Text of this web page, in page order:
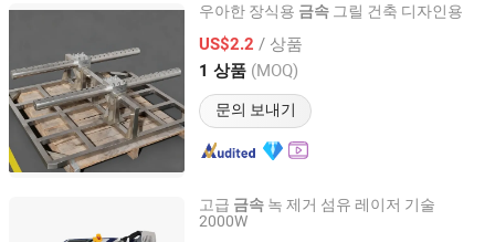
우아한 장식용 금속 그릴 건축 디자인용
US$2.2 / 상품
1 상품 (MOQ)
문의 보내기
Zhuhai Shengwo Machinery Technology Co., Ltd.
Guangdong, China 이후 2023
고급 금속 녹 제거 섬유 레이저 기술
2000W
Jinan Omai Cnc Machinery Co., Ltd